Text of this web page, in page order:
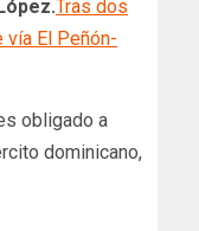
Tras dos
vía El Peñón-
obligado a
dominicano,